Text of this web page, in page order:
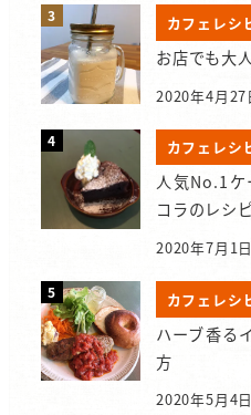
カフェレシ
お店でも大
2020年4月27
カフェレシ
人気No.1ケ
コラのレシ
2020年7月1日
カフェレシ
ハーブ香る
方
2020年5月4日